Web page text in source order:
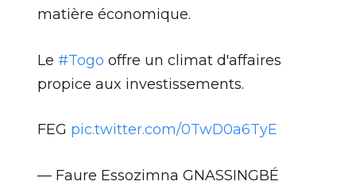
matière économique.
Le #Togo offre un climat d'affaires
propice aux investissements.
FEG pic.twitter.com/0TwD0a6TyE
— Faure Essozimna GNASSINGBÉ